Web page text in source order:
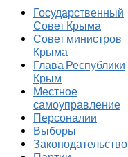
Государственный
Совет Крыма
Совет министров
Крыма
Глава Республики
Крым
Местное
самоуправление
Персоналии
Выборы
Законодательство